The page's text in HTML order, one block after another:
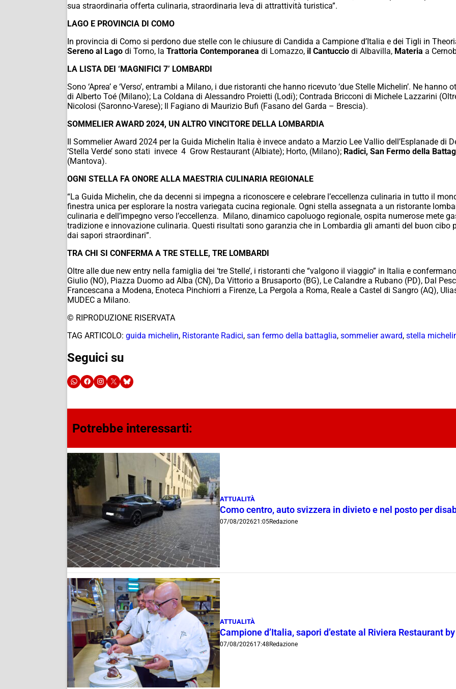
sua straordinaria offerta culinaria, straordinaria leva di attrattività turistica”.
LAGO E PROVINCIA DI COMO
In provincia di Como si perdono due stelle con le chiusure di Candida a Campione d’Italia e dei Tigli in
Sereno al Lago di Torno, la Trattoria Contemporanea di Lomazzo, il Cantuccio di Albavilla, Materia a
LA LISTA DEI ‘MAGNIFICI 7’ LOMBARDI
Sono ‘Aprea’ e ‘Verso’, entrambi a Milano, i due ristoranti che hanno ricevuto ‘due Stelle Michelin’. Ne
di Alberto Toé (Milano); La Coldana di Alessandro Proietti (Lodi); Contrada Bricconi di Michele Lazzarini
Nicolosi (Saronno-Varese); Il Fagiano di Maurizio Bufi (Fasano del Garda – Brescia).
SOMMELIER AWARD 2024, UN ALTRO VINCITORE DELLA LOMBARDIA
Il Sommelier Award 2024 per la Guida Michelin Italia è invece andato a Marzio Lee Vallio dell’Esplanade di
‘Stella Verde’ sono stati invece 4 Grow Restaurant (Albiate); Horto, (Milano); Radici, San Fermo della
(Mantova).
OGNI STELLA FA ONORE ALLA MAESTRIA CULINARIA REGIONALE
“La Guida Michelin, che da decenni si impegna a riconoscere e celebrare l’eccellenza culinaria in tutto il
finestra unica per esplorare la nostra variegata cucina regionale. Ogni stella assegnata a un ristorante
culinaria e dell’impegno verso l’eccellenza. Milano, dinamico capoluogo regionale, ospita numerose mete
tradizione e innovazione culinaria. Questi risultati sono garanzia che in Lombardia gli amanti del buon
dai sapori straordinari”.
TRA CHI SI CONFERMA A TRE STELLE, TRE LOMBARDI
Oltre alle due new entry nella famiglia dei ‘tre Stelle’, i ristoranti che “valgono il viaggio” in Italia e
Giulio (NO), Piazza Duomo ad Alba (CN), Da Vittorio a Brusaporto (BG), Le Calandre a Rubano (PD), Dal
Francescana a Modena, Enoteca Pinchiorri a Firenze, La Pergola a Roma, Reale a Castel di Sangro (AQ),
MUDEC a Milano.
© RIPRODUZIONE RISERVATA
TAG ARTICOLO: guida michelin, Ristorante Radici, san fermo della battaglia, sommelier award, stella
Seguici su
Potrebbe interessarti:
ATTUALITÀ
Como centro, auto svizzera in divieto e nel posto per
07/08/202621:05Redazione
ATTUALITÀ
Campione d’Italia, sapori d’estate al Riviera Restaurant
07/08/202617:48 Redazione